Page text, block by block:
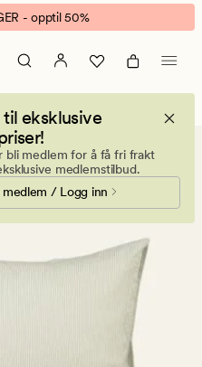
- opptil 50%
til eksklusive
bli medlem for å få fri frakt
medlemstilbud.
medlem / Logg inn